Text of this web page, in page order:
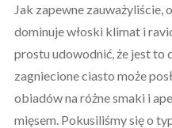
Jak zapewne zauważyliście,
dominuje włoski klimat i
prostu udowodnić, że jest to
zagniecione ciasto może
obiadów na różne smaki i
mięsem. Pokusiliśmy się o